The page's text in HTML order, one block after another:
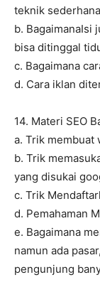
teknik sederhana
b. BagaimanaIsi
bisa ditinggal
c. Bagaimana
d. Cara iklan
14. Materi SEO
a. Trik membuat
b. Trik
yang disukai
c. Trik
d. Pemahaman
e. Bagaimana
namun ada
pengunjung